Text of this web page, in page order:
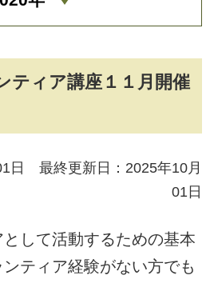
ティア講座１１月開催
日 最終更新日：2025年10月
01日
して活動するための基本
ティア経験がない方でも